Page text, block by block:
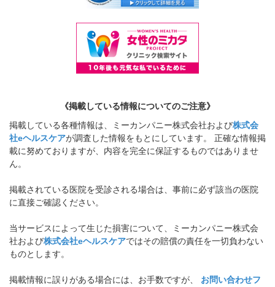
《掲載している情報についてのご注意》
掲載している各種情報は、ミーカンパニー株式会社および株式会
社eヘルスケアが調査した情報をもとにしています。 正確な情報掲
載に努めておりますが、内容を完全に保証するものではありませ
ん。
掲載されている医院を受診される場合は、事前に必ず該当の医院
に直接ご確認ください。
当サービスによって生じた損害について、ミーカンパニー株式会
社および株式会社eヘルスケアではその賠償の責任を一切負わない
ものとします。
掲載情報に誤りがある場合には、お手数ですが、 お問い合わせフ